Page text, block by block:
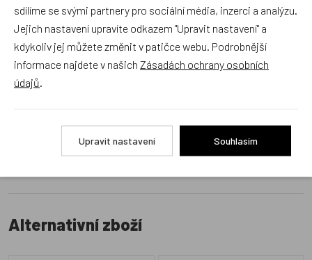
Recenze
Produkt zatím nemá žádné hodnocení,buďte první, kdo
Přidat hodnocení
Alternativní zboží
sdílíme se svými partnery pro sociální média, inzerci a analýzu.
Jejich nastavení upravíte odkazem "Upravit nastavení" a
kdykoliv jej můžete změnit v patičce webu. Podrobnější
informace najdete v našich Zásadách ochrany osobních
údajů
Upravit nastavení Souhlasím